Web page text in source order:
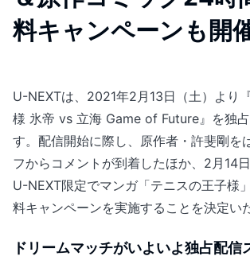
料キャンペーンも開
U-NEXTは、2021年2月13日（土）より
様 氷帝 vs 立海 Game of Future』を独
す。配信開始に際し、原作者・許斐剛を
フからコメントが到着したほか、2月14
U-NEXT限定でマンガ「テニスの王子様
料キャンペーンを実施することを決定い
ドリームマッチがいよいよ独占配信